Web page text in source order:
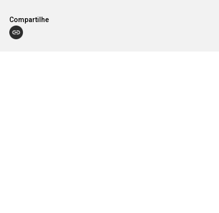
Compartilhe